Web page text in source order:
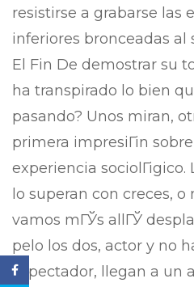
resistirse a grabarse las
inferiores bronceadas al
El Fin De demostrar su
ha transpirado lo bien
pasando? Unos miran,
primera impresiГіn
experiencia
lo superan con creces,
vamos mГЎs allГЎ
pelo los dos, actor y no
espectador, llegan a un